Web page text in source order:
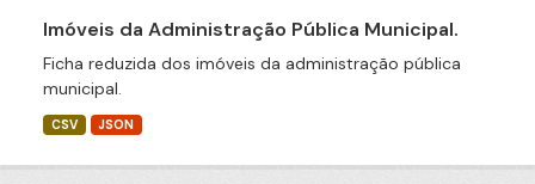
Imóveis da Administração Pública Municipal.
Ficha reduzida dos imóveis da administração pública
municipal.
CSV JSON